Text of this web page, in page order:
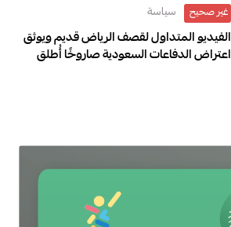
غير صحيح سياسة
الفيديو المتداول لقصف الرياض قديم ويوثق
اعتراض الدفاعات السعودية صاروخًا أُطلق